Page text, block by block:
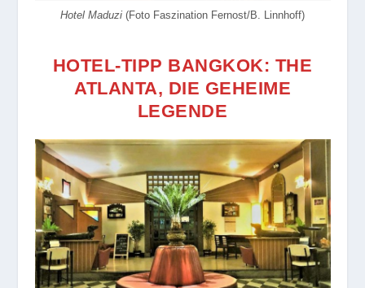
Hotel Maduzi (Foto Faszination Fernost/B. Linnhoff)
HOTEL-TIPP BANGKOK: THE
ATLANTA, DIE GEHEIME
LEGENDE